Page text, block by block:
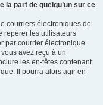
la part de quelqu’un sur ce
courriers électroniques de
repérer les utilisateurs
par courrier électronique
avez reçu à un
les en-têtes contenant
Il pourra alors agir en